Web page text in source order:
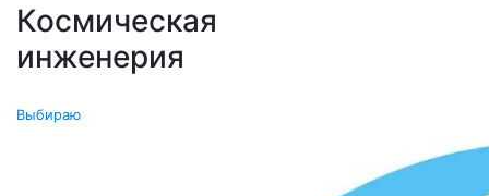
Космическая
инженерия
Выбираю